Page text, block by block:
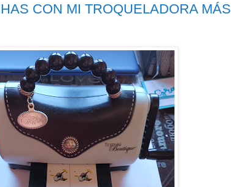
CON MI TROQUELADORA MÁS